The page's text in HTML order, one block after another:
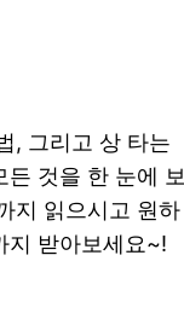
, 그리고 상 타는
것을 한 눈에 보
지 읽으시고 원하
지 받아보세요~!